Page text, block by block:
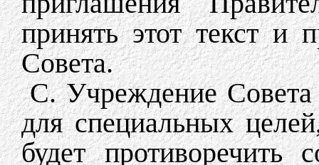
принять этот текст и
Совета.
C. Учреждение
для специальных
будет противоречить